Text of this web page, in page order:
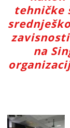
tehničke
na